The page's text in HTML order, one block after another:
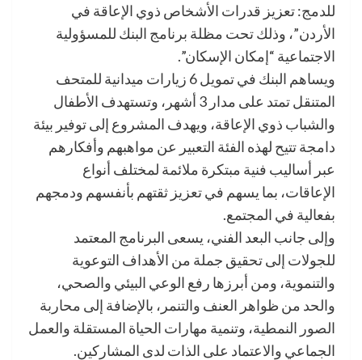
للدمج: تعزيز قدرات الأشخاص ذوي الإعاقة في
الأردن”، وذلك تحت مظلة برنامج البنك للمسؤولية
الاجتماعية “إمكان الإسكان”.
ويساهم البنك في تمويل 6 زيارات ميدانية للمتحف
المتنقل تمتد على مدار 3 أشهر، وتستهدف الأطفال
والشباب ذوي الإعاقة، ويهدف المشروع إلى توفير بيئة
دامجة تتيح لهذه الفئة التعبير عن مواهبهم وأفكارهم
عبر أساليب فنية مبتكرة ملائمة لمختلف أنواع
الإعاقات، بما يسهم في تعزيز ثقتهم بأنفسهم ودمجهم
بفعالية في المجتمع.
وإلى جانب البعد الفني، يسعى البرنامج المعتمد
للجولات إلى تحقيق جملة من الأهداف التوعوية
والتنموية، ومن أبرزها رفع الوعي البيئي والصحي،
والحد من ظواهر العنف والتنمر، بالإضافة إلى محاربة
الصور النمطية، وتنمية مهارات الحياة المستقلة والعمل
الجماعي والاعتماد على الذات لدى المشاركين.